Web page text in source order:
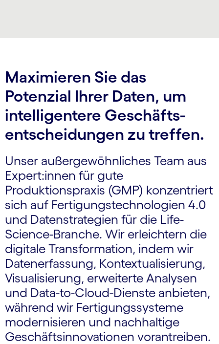
Maximieren Sie das
Potenzial Ihrer Daten, um
intelligentere Geschäfts­
entscheidungen zu treffen.
Unser außergewöhnliches Team aus
Expert:innen für gute
Produktionspraxis (GMP) konzentriert
sich auf Fertigungs­technologien 4.0
und Datenstrategien für die Life-
Science-Branche. Wir erleichtern die
digitale Transformation, indem wir
Daten­erfassung, Kontextualisierung,
Visualisierung, erweiterte Analysen
und Data-to-Cloud-Dienste anbieten,
während wir Fertigungs­systeme
modernisieren und nachhaltige
Geschäfts­innovationen vorantreiben.